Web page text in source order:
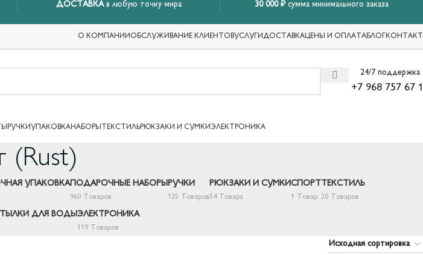
ДОСТАВКА в любую точку мира 30 000 ₽сумма минимального заказа
О КОМПАНИИ ОБСЛУЖИВАНИЕ КЛИЕНТОВУСЛУГИДОСТАВКАЦЕНЫ И ОПЛАТАБЛОГ
24/7 поддержка
+7 968 757 67
РУЧКИ УПАКОВКАНАБОРЫ ТЕКСТИЛЬРЮКЗАКИ И СУМКИ ЭЛЕКТРОНИКА
(Rust)
УПАКОВКАПОДАРОЧНЫЕ НАБОРЫ
960 Товаров
РУЧКИ
135 Товаров
РЮКЗАКИ И СУМКИ
54 Товара
СПОРТ
1 Товар
ТЕКСТИЛЬ
20 Товаров
ДЛЯ ВОДЫ ЭЛЕКТРОНИКА
119 Товаров